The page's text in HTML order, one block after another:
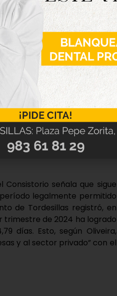
con entidades bancarias,
de 2022. Este proceso de
a reducirse la deuda de
algo que se ha logrado “sin
una apuesta constante
señala que sigue
legalmente permitido
de Tordesillas registró, en
trimestre de 2024 ha logrado
días. Esto, según Oliveira,
y al sector privado” con el